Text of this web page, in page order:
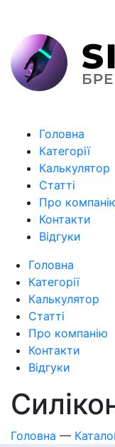
Головна
Категорії
Калькулятор
Статті
Про
Контакти
Відгуки
Головна
Категорії
Калькулятор
Статті
Про компанію
Контакти
Відгуки
Головна —